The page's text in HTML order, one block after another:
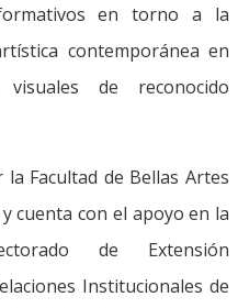
en torno a la
contemporánea en
de reconocido
Facultad de Bellas Artes
cuenta con el apoyo en la
de Extensión
Institucionales de